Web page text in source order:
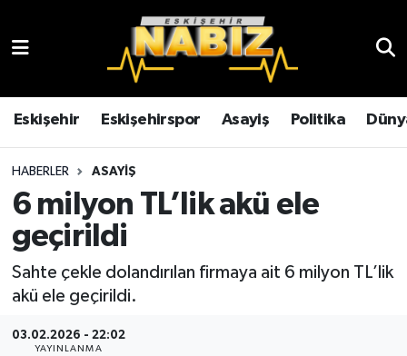
Eskişehir Eskişehirspor Asayiş Politika
HABERLER ASAYIŞ
6 milyon TL’lik akü ele
geçirildi
Sahte çekle dolandırılan firmaya ait 6 milyon TL’lik
akü ele geçirildi.
03.02.2026 - 22:02
YAYINLANMA
Çevre
Eğitim
Ekonomi
Eskişehir
Eskişehirspor
Eskişehir Hava Durumu
Eskişehir Trafik Yoğunluk Haritası
TFF 3.Lig 4.Grup Puan Durumu ve Fikstür
Tüm Manşetler
Son Dakika Haberleri
Haber Arşivi